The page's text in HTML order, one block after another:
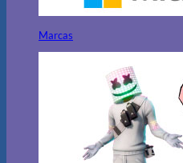
Marcas